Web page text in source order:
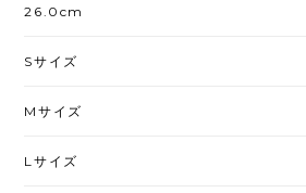
26.0cm
Sサイズ
Mサイズ
Lサイズ